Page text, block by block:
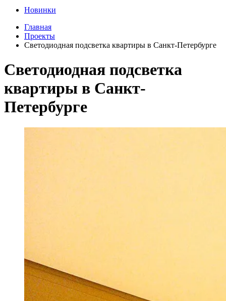
Новинки
Главная
Проекты
Светодиодная подсветка квартиры в Санкт-Петербурге
Светодиодная подсветка
квартиры в Санкт-
Петербурге